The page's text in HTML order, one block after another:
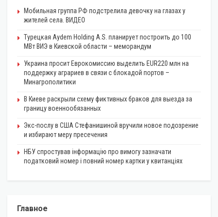
Мобильная группа РФ подстрелила девочку на глазах у
жителей села. ВИДЕО
Турецкая Aydem Holding A.S. планирует построить до 100
МВт ВИЭ в Киевской области – меморандум
Украина просит Еврокомиссию выделить EUR220 млн на
поддержку аграриев в связи с блокадой портов –
Минагрополитики
В Киеве раскрыли схему фиктивных браков для выезда за
границу военнообязанных
Экс-послу в США Стефанишиной вручили новое подозрение
и избирают меру пресечения
НБУ спростував інформацію про вимогу зазначати
податковий номер і повний номер картки у квитанціях
Главное